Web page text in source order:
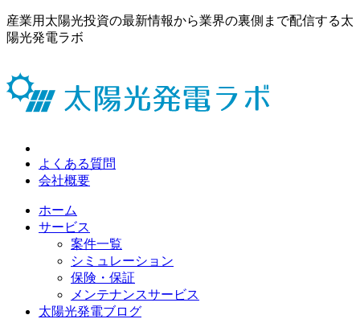
産業用太陽光投資の最新情報から業界の裏側まで配信する太
陽光発電ラボ
よくある質問
会社概要
ホーム
サービス
案件一覧
シミュレーション
保険・保証
メンテナンスサービス
太陽光発電ブログ